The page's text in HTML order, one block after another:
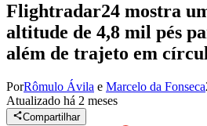
Flightradar24 mostra
altitude de 4,8 mil pés
além de trajeto em
PorRômulo Ávila e Marcelo da Fonseca
Atualizado há 2 meses
Compartilhar